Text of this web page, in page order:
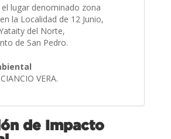
lugar denominado zona
la Localidad de 12 Junio,
del Norte,
de San Pedro.
VERA.
de Impacto